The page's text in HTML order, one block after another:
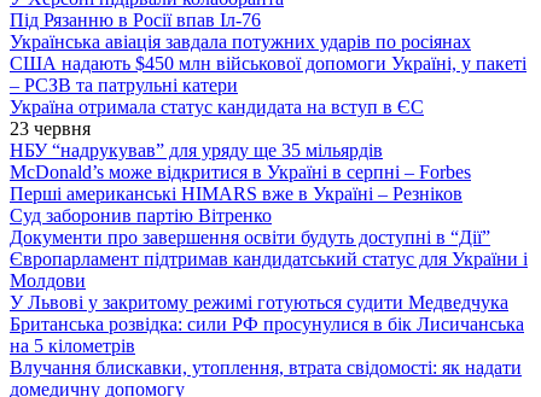
Під Рязанню в Росії впав Іл-76
Українська авіація завдала потужних ударів по росіянах
США надають $450 млн військової допомоги Україні, у пакеті
– РСЗВ та патрульні катери
Україна отримала статус кандидата на вступ в ЄС
23 червня
НБУ “надрукував” для уряду ще 35 мільярдів
McDonald’s може відкритися в Україні в серпні – Forbes
Перші американські HIMARS вже в Україні – Резніков
Суд заборонив партію Вітренко
Документи про завершення освіти будуть доступні в “Дії”
Європарламент підтримав кандидатський статус для України і
Молдови
У Львові у закритому режимі готуються судити Медведчука
Британська розвідка: сили РФ просунулися в бік Лисичанська
на 5 кілометрів
Влучання блискавки, утоплення, втрата свідомості: як надати
домедичну допомогу